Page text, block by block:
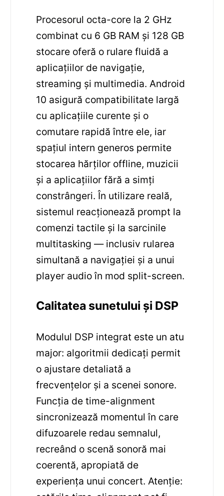
Procesorul octa-core la 2 GHz
combinat cu 6 GB RAM și 128 GB
stocare oferă o rulare fluidă a
aplicațiilor de navigație,
streaming și multimedia. Android
10 asigură compatibilitate largă
cu aplicațiile curente și o
comutare rapidă între ele, iar
spațiul intern generos permite
stocarea hărților offline, muzicii
și a aplicațiilor fără a simți
constrângeri. În utilizare reală,
sistemul reacționează prompt la
comenzi tactile și la sarcinile
multitasking — inclusiv rularea
simultană a navigației și a unui
player audio în mod split-screen.
Calitatea sunetului și DSP
Modulul DSP integrat este un atu
major: algoritmii dedicați permit
o ajustare detaliată a
frecvențelor și a scenei sonore.
Funcția de time-alignment
sincronizează momentul în care
difuzoarele redau semnalul,
recreând o scenă sonoră mai
coerentă, apropiată de
experiența unui concert. Atenție: